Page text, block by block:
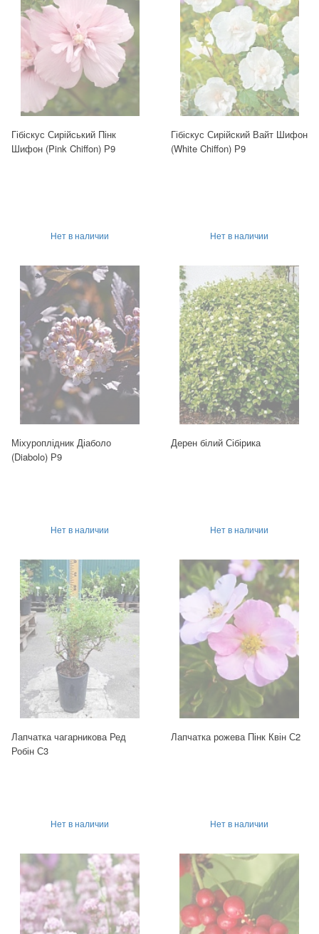
Гібіскус Сирійський Пінк
Шифон (Pink Chiffon) Р9
Нет в наличии
Гібіскус Сирійский Вайт Шифон
(White Chiffon) Р9
Нет в наличии
Міхуроплідник Діаболо
(Diabolo) Р9
Нет в наличии
Дерен білий Сібірика
Нет в наличии
Лапчатка чагарникова Ред
Робін С3
Нет в наличии
Лапчатка рожева Пінк Квін С2
Нет в наличии